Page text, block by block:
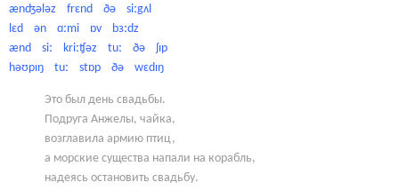
ænʤələz frɛnd ðə siːgʌl
lɛd ən ɑːmi ɒv bɜːdz
ænd siː kriːʧəz tuː ðə ʃɪp
həʊpɪŋ tuː stɒp ðə wɛdɪŋ
Это был день свадьбы.
Подруга Анжелы, чайка,
возглавила армию птиц,
а морские существа напали на корабль,
надеясь остановить свадьбу.